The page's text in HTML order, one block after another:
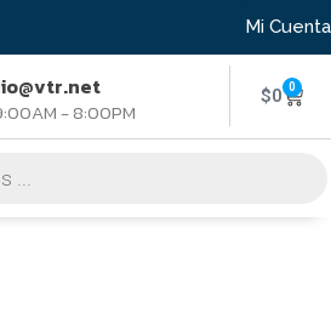
Mi Cuenta
- 8:00PM
$0 0